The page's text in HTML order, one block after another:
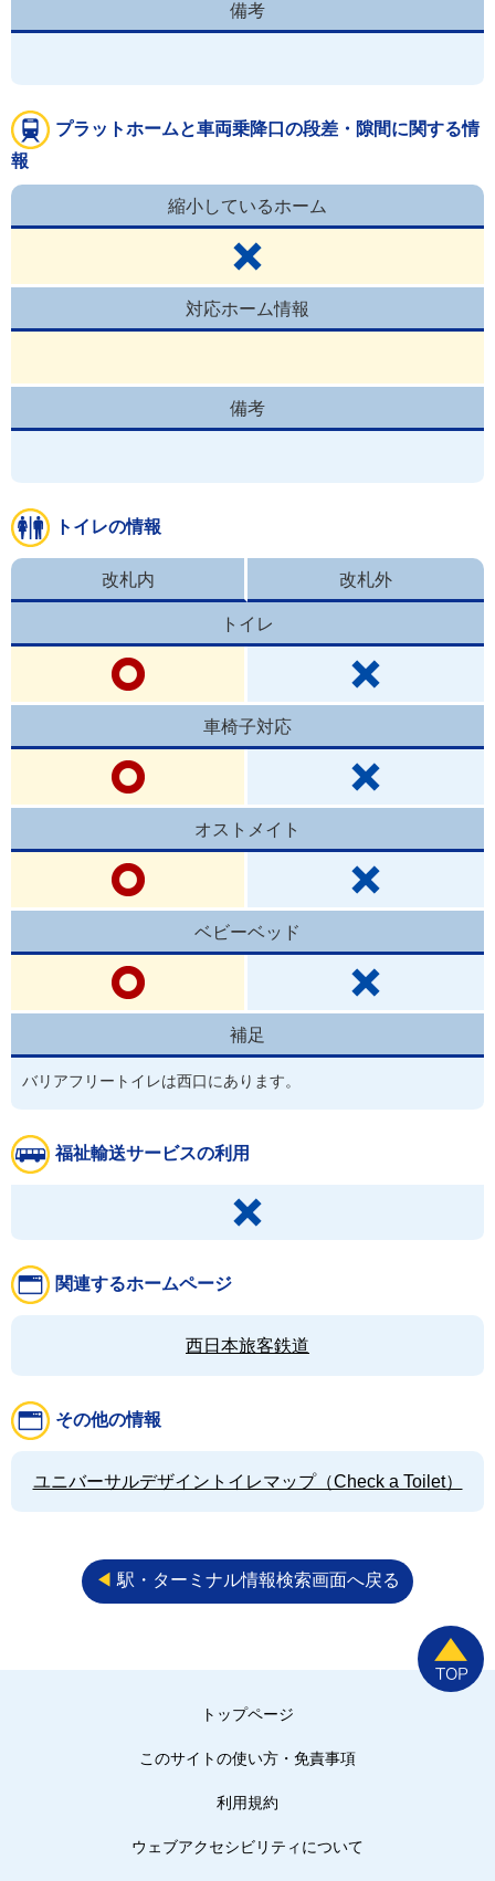
備考
プラットホームと車両乗降口の段差・隙間に関する情
報
縮小しているホーム
対応ホーム情報
備考
トイレの情報
改札内 改札外
トイレ
車椅子対応
オストメイト
ベビーベッド
補足
バリアフリートイレは西口にあります。
福祉輸送サービスの利用
関連するホームページ
西日本旅客鉄道
その他の情報
ユニバーサルデザイントイレマップ（Check a Toilet）
◀︎ 駅・ターミナル情報検索画面へ戻る
トップページ
このサイトの使い方・免責事項
利用規約
ウェブアクセシビリティについて